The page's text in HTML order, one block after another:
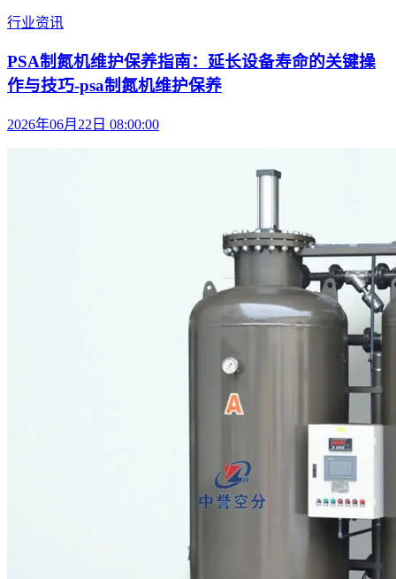
行业资讯
PSA制氮机维护保养指南：延长设备寿命的关键操
作与技巧-psa制氮机维护保养
2026年06月22日 08:00:00